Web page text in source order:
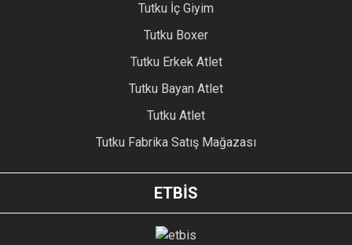
Tutku İç Giyim
Tutku Boxer
Tutku Erkek Atlet
Tutku Bayan Atlet
Tutku Atlet
Tutku Fabrika Satış Mağazası
ETBİS